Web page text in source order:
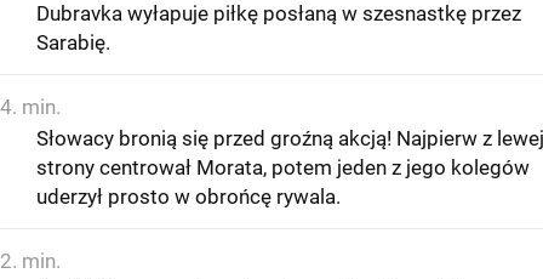
Dubravka wyłapuje piłkę posłaną w szesnastkę przez
Sarabię.
4. min.
Słowacy bronią się przed groźną akcją! Najpierw z lewej
strony centrował Morata, potem jeden z jego kolegów
uderzył prosto w obrońcę rywala.
2. min.